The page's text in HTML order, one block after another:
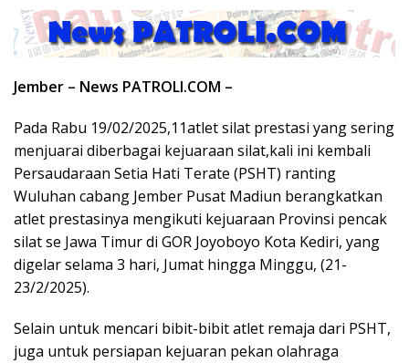
Jember – News PATROLI.COM –
Pada Rabu 19/02/2025,11atlet silat prestasi yang sering
menjuarai diberbagai kejuaraan silat,kali ini kembali
Persaudaraan Setia Hati Terate (PSHT) ranting
Wuluhan cabang Jember Pusat Madiun berangkatkan
atlet prestasinya mengikuti kejuaraan Provinsi pencak
silat se Jawa Timur di GOR Joyoboyo Kota Kediri, yang
digelar selama 3 hari, Jumat hingga Minggu, (21-
23/2/2025).
Selain untuk mencari bibit-bibit atlet remaja dari PSHT,
juga untuk persiapan kejuaran pekan olahraga